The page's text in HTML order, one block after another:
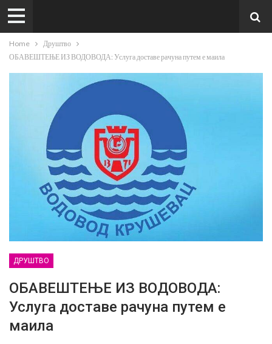
Home
Друштво
ОБАВЕШТЕЊЕ ИЗ ВОДОВОДА: Услуга доставе рачуна путем е маила
ДРУШТВО
ОБАВЕШТЕЊЕ ИЗ ВОДОВОДА:
Услуга доставе рачуна путем е
маила